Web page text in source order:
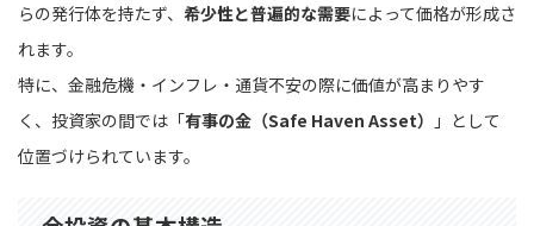
らの発行体を持たず、 希少性と普遍的な需要によって価格が形成さ
れます。
特に、金融危機・インフレ・通貨不安の際に価値が高まりやす
く、投資家の間では「有事の金（Safe Haven Asset）
」として
位置づけられています。